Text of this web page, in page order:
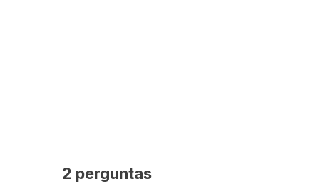
2 perguntas